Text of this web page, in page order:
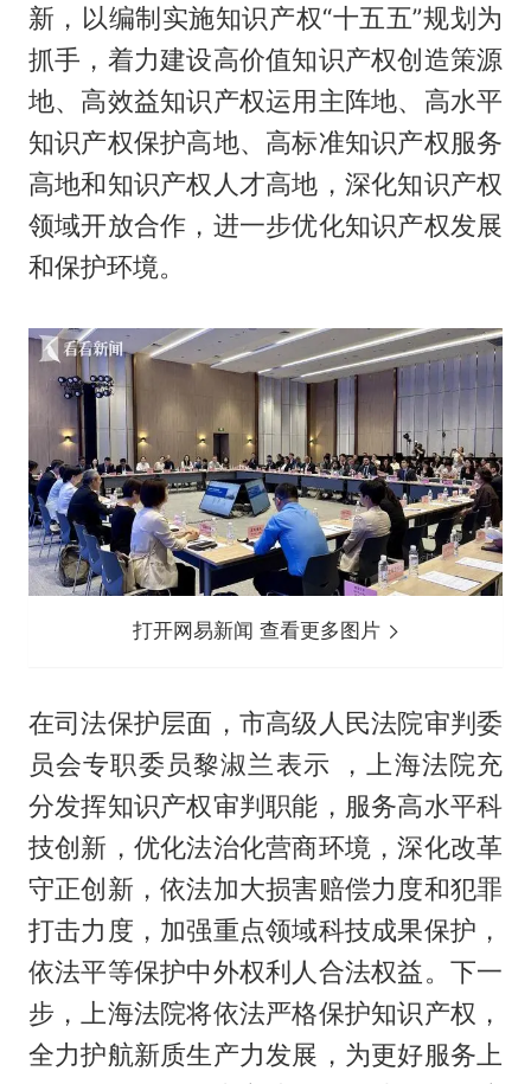
新，以编制实施知识产权“十五五”规划为
抓手，着力建设高价值知识产权创造策源
地、高效益知识产权运用主阵地、高水平
知识产权保护高地、高标准知识产权服务
高地和知识产权人才高地，深化知识产权
领域开放合作，进一步优化知识产权发展
和保护环境。
打开网易新闻 查看更多图片
在司法保护层面，市高级人民法院审判委
员会专职委员黎淑兰表示 ，上海法院充
分发挥知识产权审判职能，服务高水平科
技创新，优化法治化营商环境，深化改革
守正创新，依法加大损害赔偿力度和犯罪
打击力度，加强重点领域科技成果保护，
依法平等保护中外权利人合法权益。下一
步，上海法院将依法严格保护知识产权，
全力护航新质生产力发展，为更好服务上